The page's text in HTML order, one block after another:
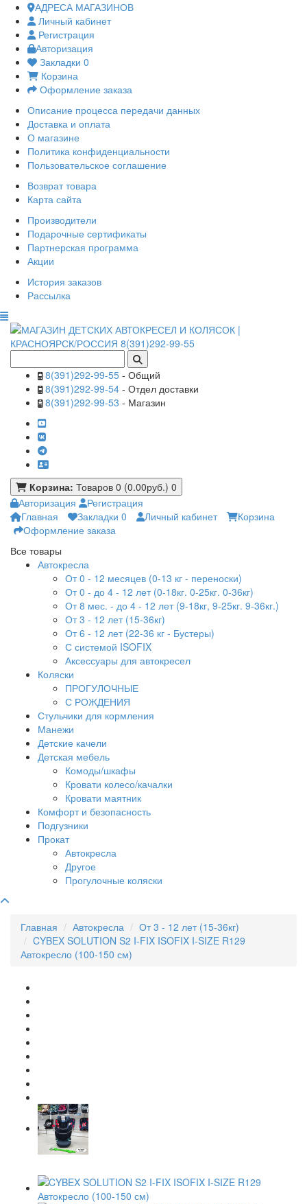
АДРЕСА МАГАЗИНОВ
Личный кабинет
Регистрация
Авторизация
Закладки 0
Корзина
Оформление заказа
Описание процесса передачи данных
Доставка и оплата
О магазине
Политика конфиденциальности
Пользовательское соглашение
Возврат товара
Карта сайта
Производители
Подарочные сертификаты
Партнерская программа
Акции
История заказов
Рассылка
8(391)292-99-55 - Общий
8(391)292-99-54 - Отдел доставки
8(391)292-99-53 - Магазин
Корзина: Товаров 0 (0.00руб.) 0
Авторизация
Регистрация
Главная
Закладки 0 Личный кабинет
Корзина
Оформление заказа
Все товары
Автокресла
От 0 - 12 месяцев (0-13 кг - переноски)
От 0 - до 4 - 12 лет (0-18кг. 0-25кг. 0-36кг)
От 8 мес. - до 4 - 12 лет (9-18кг, 9-25кг. 9-36кг.)
От 3 - 12 лет (15-36кг)
От 6 - 12 лет (22-36 кг - Бустеры)
С системой ISOFIX
Аксессуары для автокресел
Коляски
ПРОГУЛОЧНЫЕ
С РОЖДЕНИЯ
Стульчики для кормления
Манежи
Детские качели
Детская мебель
Комоды/шкафы
Кровати колесо/качалки
Кровати маятник
Комфорт и безопасность
Подгузники
Прокат
Автокресла
Другое
Прогулочные коляски
Главная Автокресла
От 3 - 12 лет (15-36кг)
CYBEX SOLUTION S2 I-FIX ISOFIX I-SIZE R129
Автокресло (100-150 см)